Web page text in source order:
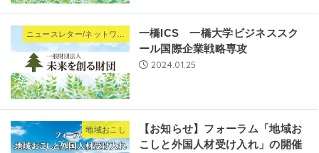
一橋ICS 一橋大学ビジネススク
ール国際企業戦略専攻
2024.01.25
地域おこし
【お知らせ】フォーラム「地域お
こしと外国人材受け入れ」の開催